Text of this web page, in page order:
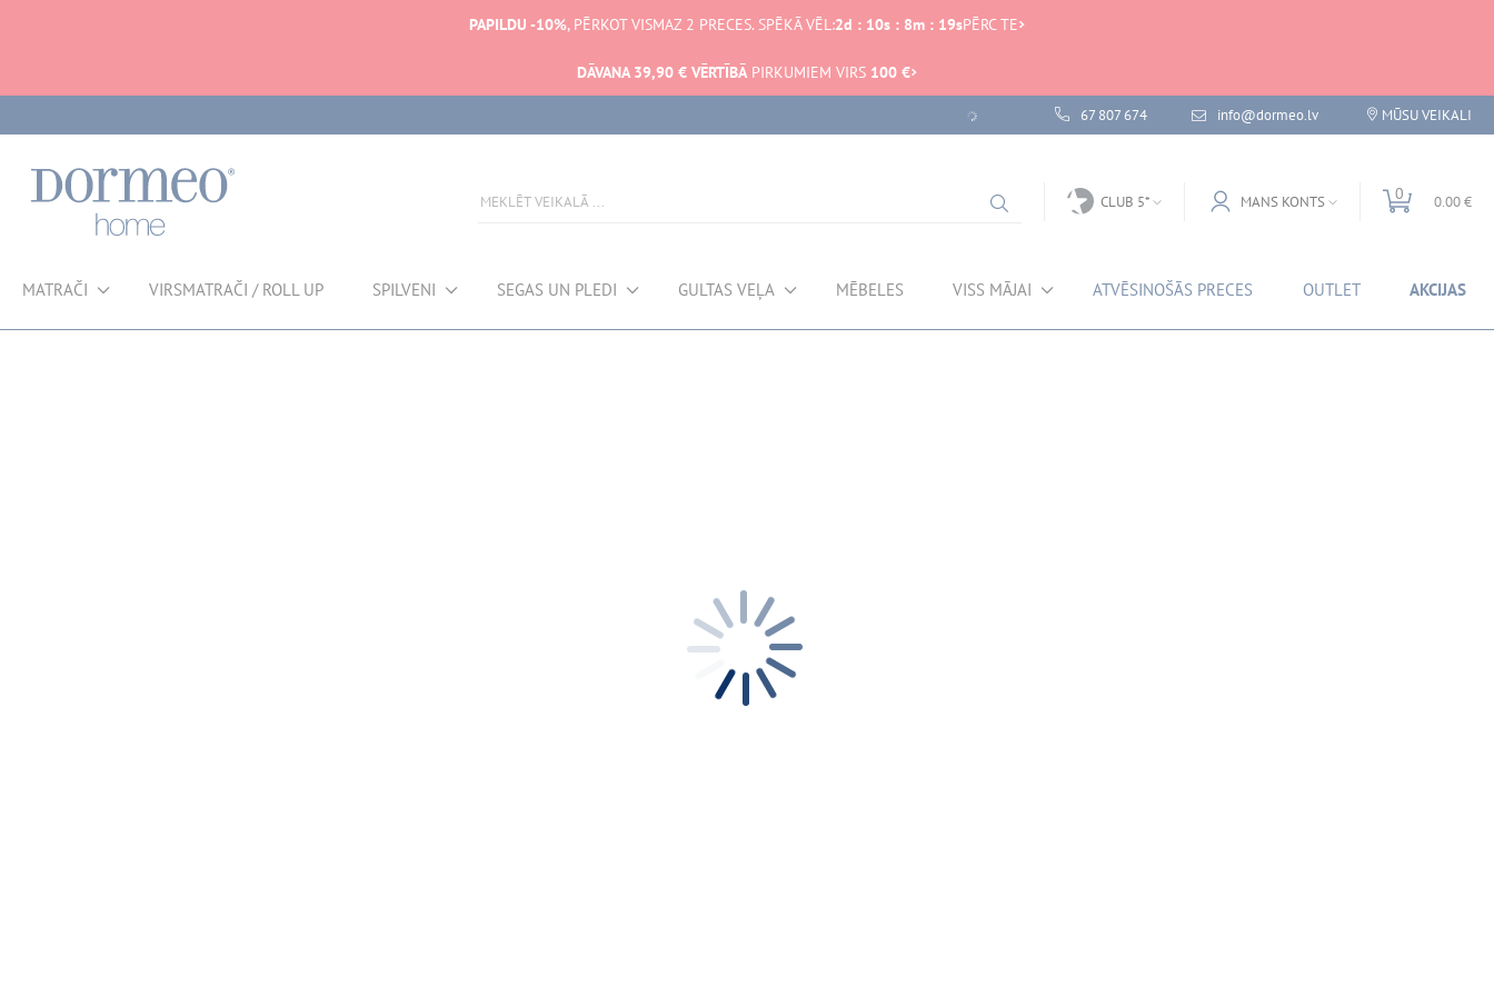
PAPILDU -10%, PĒRKOT VISMAZ 2 PRECES. SPĒKĀ VĒL:2d : 10s : 8m : 19sPĒRC TE
DĀVANA 39,90 € VĒRTĪBĀ PIRKUMIEM VIRS 100 €
67 807 674 info@dormeo.lv MŪSU VEIKALI
CLUB 5* MANS KONTS 0 0.00 €
MATRAČI VIRSMATRAČI / ROLL UP SPILVENI SEGAS UN PLEDI GULTAS VEĻA MĒBELES VISS MĀJAI ATVĒSINOŠĀS PRECES OUTLET AKCIJAS